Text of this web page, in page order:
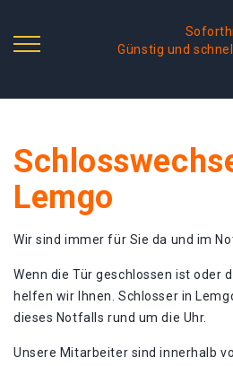
Günstig und
Lemgo
Wir sind immer für Sie da und im
Wenn die Tür geschlossen ist oder
helfen wir Ihnen. Schlosser in
dieses Notfalls rund um die Uhr.
Unsere Mitarbeiter sind innerhalb